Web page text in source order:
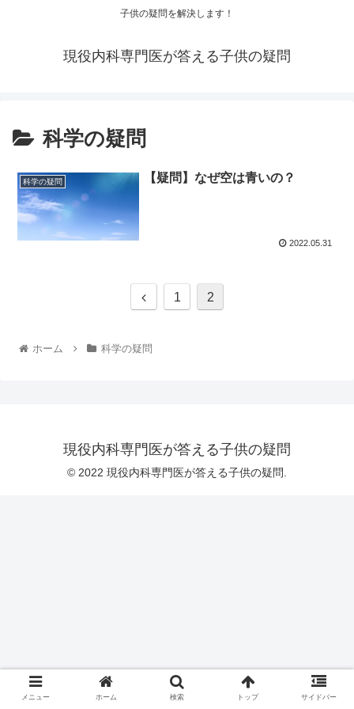
子供の疑問を解決します！
現役内科専門医が答える子供の疑問
科学の疑問
科学の疑問 【疑問】なぜ空は青いの？
2022.05.31
1 2
ホーム 科学の疑問
現役内科専門医が答える子供の疑問
© 2022 現役内科専門医が答える子供の疑問.
メニュー ホーム 検索 トップ サイドバー